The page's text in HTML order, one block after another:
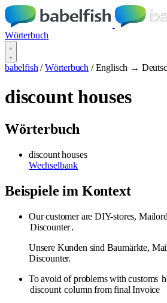
Wörterbuch
babelfish / Wörterbuch / Englisch →
discount houses
Wörterbuch
discount houses
Wechselbank
Beispiele im Kontext
Our customer are DIY-stores,
Discounter.
Unsere Kunden sind Baumärkte,
Discounter.
To avoid of problems with customs
discount column from final Invoice